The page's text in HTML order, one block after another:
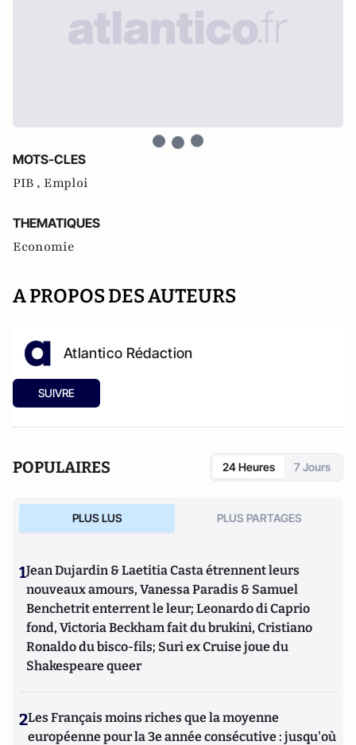
MOTS-CLES
PIB , Emploi
THEMATIQUES
Economie
A PROPOS DES AUTEURS
Atlantico Rédaction
SUIVRE
POPULAIRES 24 Heures 7 Jours
PLUS LUS PLUS PARTAGES
1Jean Dujardin & Laetitia Casta étrennent leurs
nouveaux amours, Vanessa Paradis & Samuel
Benchetrit enterrent le leur; Leonardo di Caprio
fond, Victoria Beckham fait du brukini, Cristiano
Ronaldo du bisco-fils; Suri ex Cruise joue du
Shakespeare queer
2Les Français moins riches que la moyenne
européenne pour la 3e année consécutive : jusqu'où